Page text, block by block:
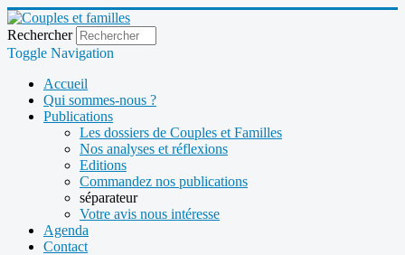
Rechercher
Toggle Navigation
Accueil
Qui sommes-nous ?
Publications
Les dossiers de Couples et Familles
Nos analyses et réflexions
Editions
Commandez nos publications
séparateur
Votre avis nous intéresse
Agenda
Contact